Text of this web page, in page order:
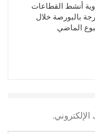
أنشط القطاعات
بالبورصة خلال
الماضي